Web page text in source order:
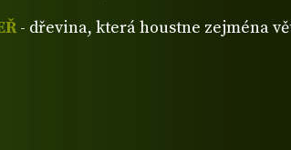
- dřevina, která houstne zejména